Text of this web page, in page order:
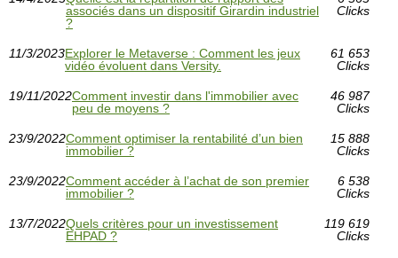
associés dans un dispositif Girardin industriel
?
Clicks
11/3/2023Explorer le Metaverse : Comment les jeux
vidéo évoluent dans Versity.
61 653
Clicks
19/11/2022Comment investir dans l'immobilier avec
peu de moyens ?
46 987
Clicks
23/9/2022Comment optimiser la rentabilité d’un bien
immobilier ?
15 888
Clicks
23/9/2022Comment accéder à l’achat de son premier
immobilier ?
6 538
Clicks
13/7/2022Quels critères pour un investissement
EHPAD ?
119 619
Clicks